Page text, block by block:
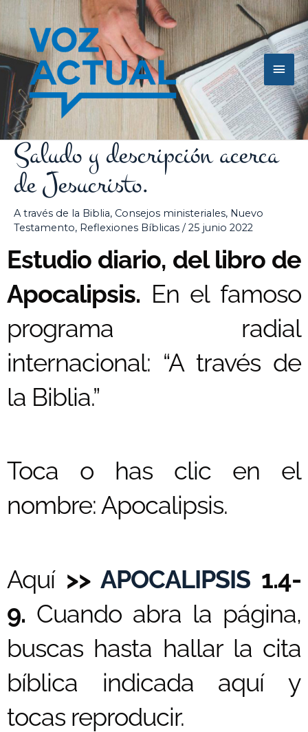
contenido
Saludo y descripción acerca
de Jesucristo.
A través de la Biblia, Consejos ministeriales, Nuevo
Testamento, Reflexiones Bíblicas /25 junio 2022
Estudio diario, del libro de
Apocalipsis. En el famoso
programa radial
internacional: “A través de
la Biblia.”
Toca o has clic en el
nombre: Apocalipsis.
Aquí >>APOCALIPSIS 1.4-
9. Cuando abra la página,
buscas hasta hallar la cita
bíblica indicada aquí y
tocas reproducir.